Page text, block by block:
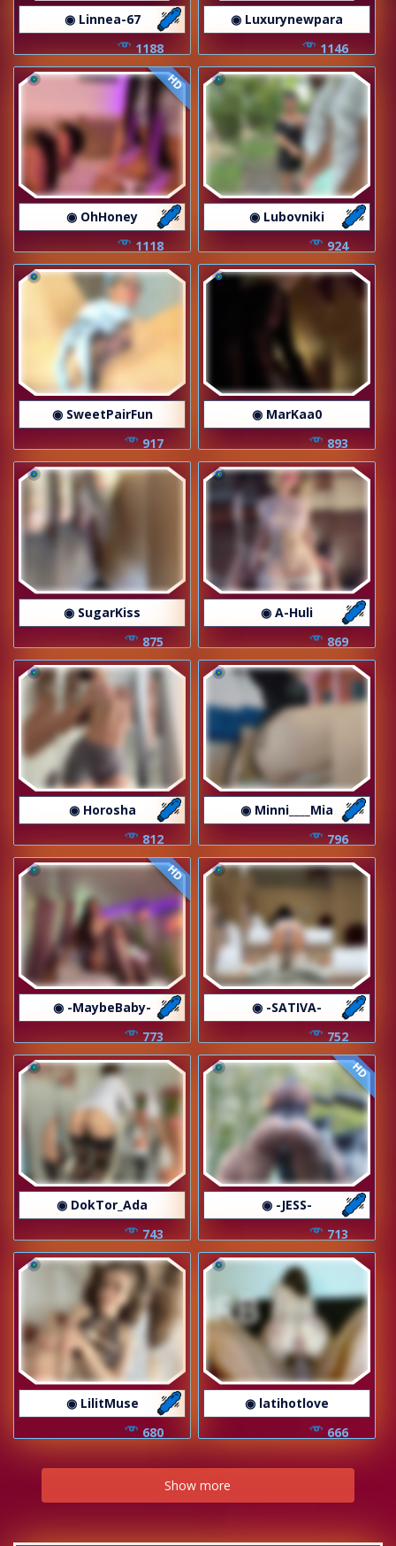
◉ Linnea-67
1188
◉ Luxurynewpara
1146
HD
◉ OhHoney
1118
◉ Lubovniki
924
◉ SweetPairFun
917
◉ MarKaa0
893
◉ SugarKiss
875
◉ A-Huli
869
◉ Horosha
812
◉ Minni____Mia
796
HD
◉ -MaybeBaby-
773
◉ -SATIVA-
752
◉ DokTor_Ada
743
HD
◉ -JESS-
713
◉ LilitMuse
680
◉ latihotlove
666
Show more